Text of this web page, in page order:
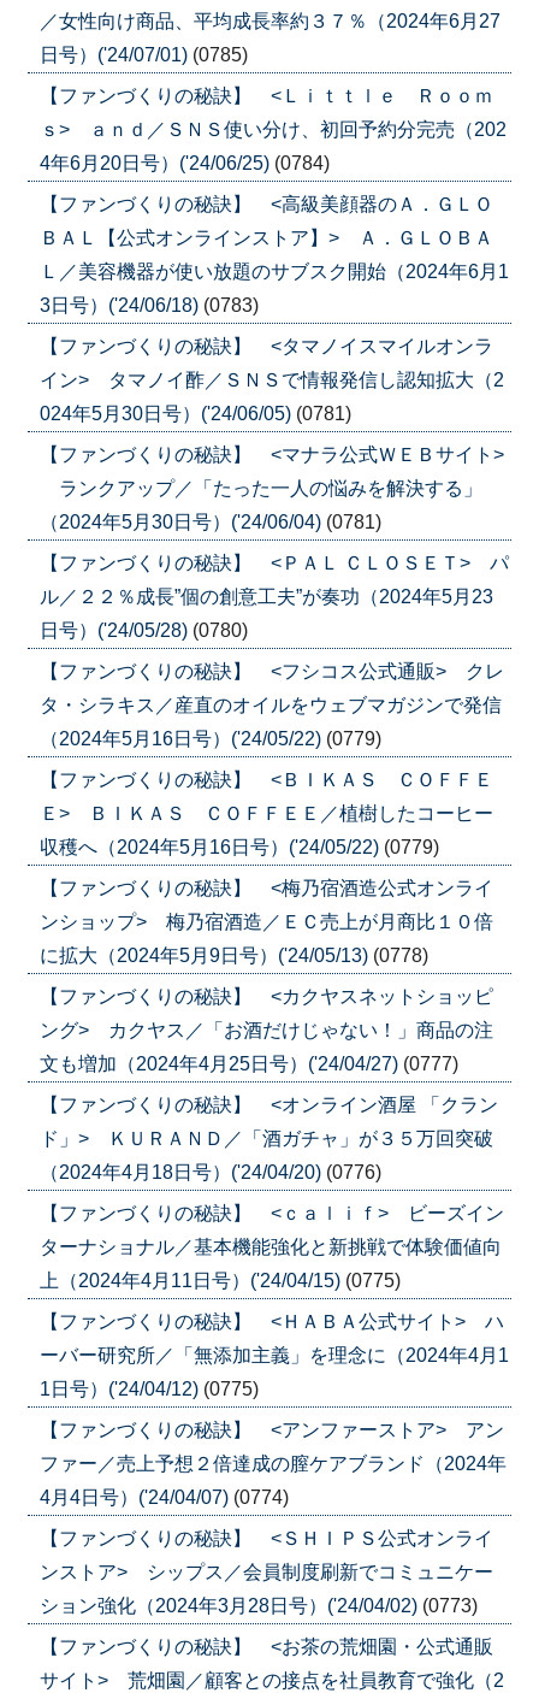
／女性向け商品、平均成長率約３７％（2024年6月27
日号）('24/07/01) (0785)
【ファンづくりの秘訣】 <Ｌｉｔｔｌｅ Ｒｏｏｍ
ｓ> ａｎｄ／ＳＮＳ使い分け、初回予約分完売（202
4年6月20日号）('24/06/25) (0784)
【ファンづくりの秘訣】 <高級美顔器のＡ．ＧＬＯ
ＢＡＬ【公式オンラインストア】> Ａ．ＧＬＯＢＡ
Ｌ／美容機器が使い放題のサブスク開始（2024年6月1
3日号）('24/06/18) (0783)
【ファンづくりの秘訣】 <タマノイスマイルオンラ
イン> タマノイ酢／ＳＮＳで情報発信し認知拡大（2
024年5月30日号）('24/06/05) (0781)
【ファンづくりの秘訣】 <マナラ公式ＷＥＢサイト>
ランクアップ／「たった一人の悩みを解決する」
（2024年5月30日号）('24/06/04) (0781)
【ファンづくりの秘訣】 <ＰＡＬ ＣＬＯＳＥＴ> パ
ル／２２％成長”個の創意工夫”が奏功（2024年5月23
日号）('24/05/28) (0780)
【ファンづくりの秘訣】 <フシコス公式通販> クレ
タ・シラキス／産直のオイルをウェブマガジンで発信
（2024年5月16日号）('24/05/22) (0779)
【ファンづくりの秘訣】 <ＢＩＫＡＳ ＣＯＦＦＥ
Ｅ> ＢＩＫＡＳ ＣＯＦＦＥＥ／植樹したコーヒー
収穫へ（2024年5月16日号）('24/05/22) (0779)
【ファンづくりの秘訣】 <梅乃宿酒造公式オンライ
ンショップ> 梅乃宿酒造／ＥＣ売上が月商比１０倍
に拡大（2024年5月9日号）('24/05/13) (0778)
【ファンづくりの秘訣】 <カクヤスネットショッピ
ング> カクヤス／「お酒だけじゃない！」商品の注
文も増加（2024年4月25日号）('24/04/27) (0777)
【ファンづくりの秘訣】 <オンライン酒屋 「クラン
ド」> ＫＵＲＡＮＤ／「酒ガチャ」が３５万回突破
（2024年4月18日号）('24/04/20) (0776)
【ファンづくりの秘訣】 <ｃａｌｉｆ> ビーズイン
ターナショナル／基本機能強化と新挑戦で体験価値向
上（2024年4月11日号）('24/04/15) (0775)
【ファンづくりの秘訣】 <ＨＡＢＡ公式サイト> ハ
ーバー研究所／「無添加主義」を理念に（2024年4月1
1日号）('24/04/12) (0775)
【ファンづくりの秘訣】 <アンファーストア> アン
ファー／売上予想２倍達成の膣ケアブランド（2024年
4月4日号）('24/04/07) (0774)
【ファンづくりの秘訣】 <ＳＨＩＰＳ公式オンライ
ンストア> シップス／会員制度刷新でコミュニケー
ション強化（2024年3月28日号）('24/04/02) (0773)
【ファンづくりの秘訣】 <お茶の荒畑園・公式通販
サイト> 荒畑園／顧客との接点を社員教育で強化（2